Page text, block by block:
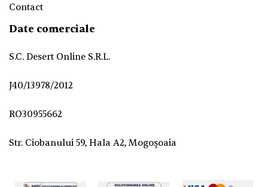
Contact
Date comerciale
S.C. Desert Online S.R.L.
J40/13978/2012
RO30955662
Str. Ciobanului 59, Hala A2, Mogoșoaia